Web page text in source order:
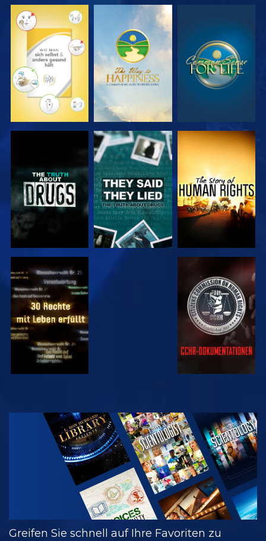
ANSEHEN ANSEHEN ANSEHEN
ANSEHEN ANSEHEN
ANSEHEN ANSEHEN
ANSEHEN
SERIE
ENTDECKEN
Greifen Sie schnell auf Ihre Favoriten zu